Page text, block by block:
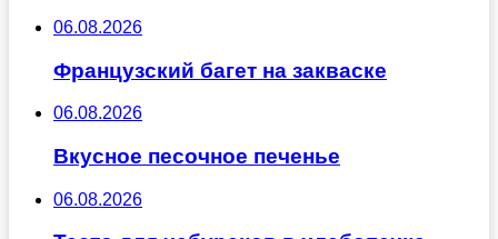
06.08.2026
Французский багет на закваске
06.08.2026
Вкусное песочное печенье
06.08.2026